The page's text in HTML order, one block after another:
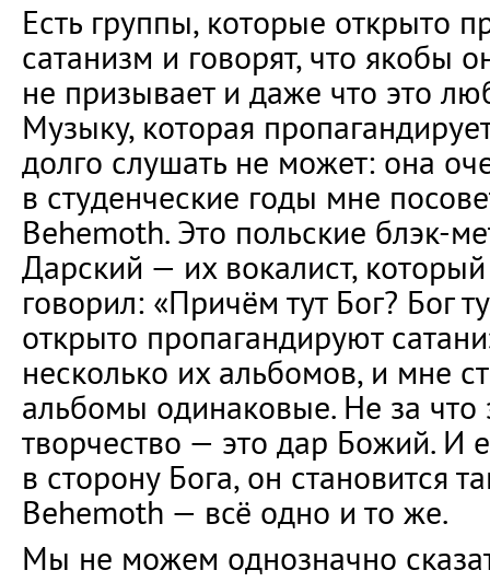
Есть группы, которые открыто
сатанизм и говорят, что якобы
не призывает и даже что это
Музыку, которая
долго слушать не может: она
в студенческие годы мне
Behemoth. Это польские блэк-
Дарский — их вокалист,
говорил: «Причём тут Бог? Бог
открыто пропагандируют
несколько их альбомов, и мне
альбомы одинаковые. Не за что
творчество — это дар Божий. И
в сторону Бога, он становится
Behemoth — всё одно и то же.
Мы не можем однозначно